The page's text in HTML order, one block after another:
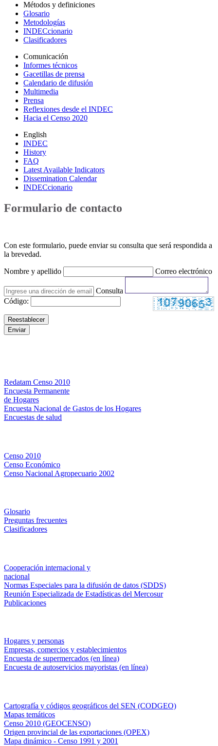
Métodos y definiciones
Glosario
Metodologías
INDECcionario
Clasificadores
Comunicación
Informes técnicos
Gacetillas de prensa
Calendario de difusión
Multimedia
Prensa
Reflexiones desde el INDEC
Hacia el Censo 2020
English
INDEC
History
FAQ
Latest Available Indicators
Dissemination Calendar
INDECcionario
Formulario de contacto
Con este formulario, puede enviar su consulta que será respondida a
la brevedad.
Nombre y apellido Correo electrónico
Consulta
Código:
Redatam Censo 2010
Encuesta Permanente
de Hogares
Encuesta Nacional de Gastos de los Hogares
Encuestas de salud
Censo 2010
Censo Económico
Censo Nacional Agropecuario 2002
Glosario
Preguntas frecuentes
Clasificadores
Cooperación internacional y
nacional
Normas Especiales para la difusión de datos (SDDS)
Reunión Especializada de Estadísticas del Mercosur
Publicaciones
Hogares y personas
Empresas, comercios y establecimientos
Encuesta de supermercados (en línea)
Encuesta de autoservicios mayoristas (en línea)
Cartografía y códigos geográficos del SEN (CODGEO)
Mapas temáticos
Censo 2010 (GEOCENSO)
Origen provincial de las exportaciones (OPEX)
Mapa dinámico - Censo 1991 y 2001